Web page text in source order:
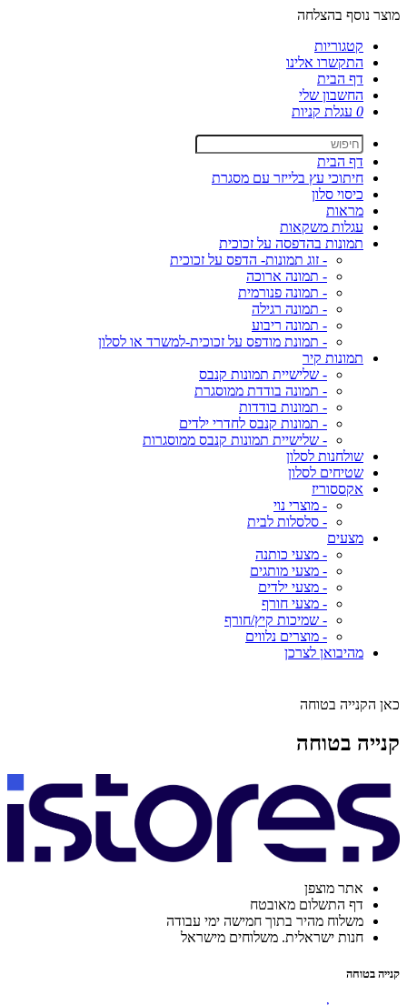
מוצר נוסף בהצלחה
קטגוריות
התקשרו אלינו
דף הבית
החשבון שלי
0 עגלת קניות
דף הבית
חיתוכי עץ בלייזר עם מסגרת
כיסוי סלון
מראות
עגלות משקאות
תמונות בהדפסה על זכוכית
- זוג תמונות- הדפס על זכוכית
- תמונה ארוכה
- תמונה פנורמית
- תמונה רגילה
- תמונה ריבוע
- תמונת מודפס על זכוכית-למשרד או לסלון
תמונות קיר
- שלישיית תמונות קנבס
- תמונה בודדת ממוסגרת
- תמונות בודדות
- תמונות קנבס לחדרי ילדים
- שלישיית תמונות קנבס ממוסגרות
שולחנות לסלון
שטיחים לסלון
אקססוריז
- מוצרי נוי
- סלסלות לבית
מצעים
- מצעי כותנה
- מצעי מותגים
- מצעי ילדים
- מצעי חורף
- שמיכות קיץ/חורף
- מוצרים נלווים
מהיבואן לצרכן
כאן הקנייה בטוחה
קנייה בטוחה
אתר מוצפן
דף התשלום מאובטח
משלוח מהיר בתוך חמישה ימי עבודה
חנות ישראלית. משלוחים מישראל
קנייה בטוחה